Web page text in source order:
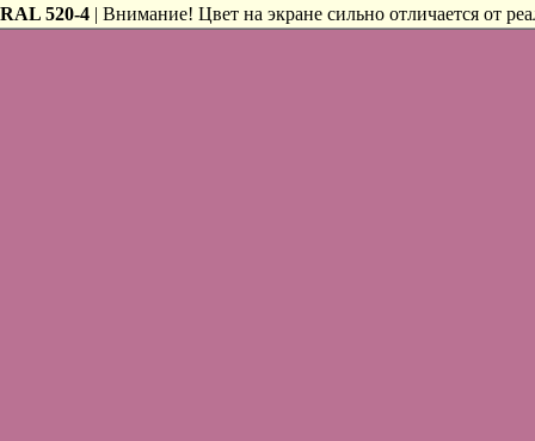
RAL 520-4 | Внимание! Цвет на экране сильно отличается от